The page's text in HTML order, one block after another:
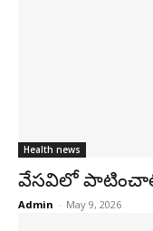
Health news
వేసవిలో
Admin - May 9, 2026